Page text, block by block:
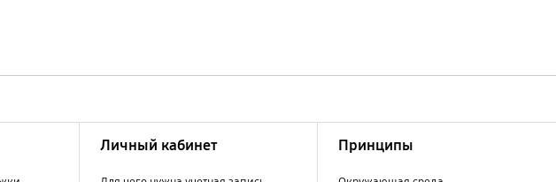
Личный кабинет Принципы